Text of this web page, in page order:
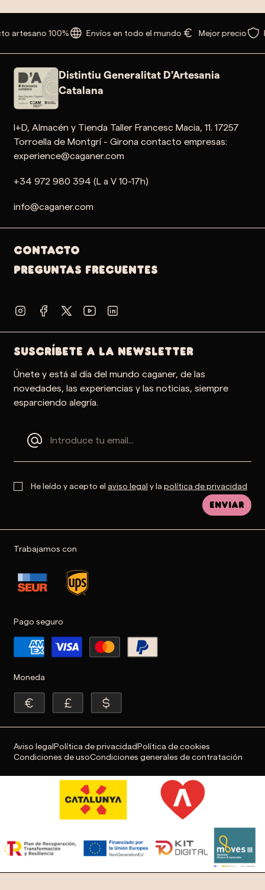
artesano 100% Envíos en todo el mundo Mejor precio
Distintiu Generalitat D'Artesania
Catalana
I+D, Almacén y Tienda Taller Francesc Macia, 11. 17257
Torroella de Montgrí - Girona contacto empresas:
experience@caganer.com
+34 972 980 394 (L a V 10-17h)
info@caganer.com
Contacto
PREGUNTAS FRECUENTES
SUSCRÍBETE A LA NEWSLETTER
Únete y está al día del mundo caganer, de las
novedades, las experiencias y las noticias, siempre
esparciendo alegría.
He leído y acepto el aviso legal y la política de privacidad
Enviar
Trabajamos con
Pago seguro
Moneda
Aviso legalPolítica de privacidadPolítica de cookies
Condiciones de usoCondiciones generales de contratación